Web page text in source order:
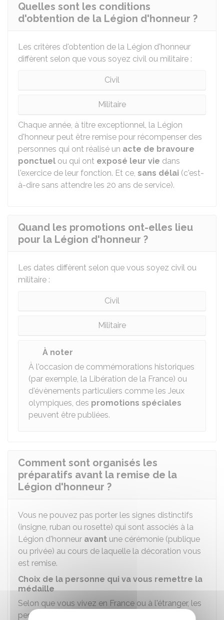
Quelles sont les conditions
d'obtention de la Légion d'honneur ?
Les critères d'obtention de la Légion d'honneur
diffèrent selon que vous soyez civil ou militaire :
Civil
Militaire
Chaque année, à titre exceptionnel, la Légion
d'honneur peut être remise pour récompenser des
personnes qui ont réalisé un acte de bravoure
ponctuel ou qui ont exposé leur vie dans
l'exercice de leur fonction. Et ce, sans délai (c'est-
à-dire sans attendre les 20 ans de service).
Quand les promotions ont-elles lieu
pour la Légion d'honneur ?
Les dates diffèrent selon que vous soyez civil ou
militaire :
Civil
Militaire
À noter
À l'occasion de commémorations historiques
(par exemple, la Libération de la France) ou
d'évènements particuliers comme les Jeux
olympiques, des promotions spéciales
peuvent être publiées.
Comment sont organisés les
préparatifs avant la remise de la
Légion d'honneur ?
Vous ne pouvez pas porter les signes distinctifs
(insigne, ruban ou rosette) qui sont associés à la
Légion d'honneur avant une cérémonie (publique
ou privée) au cours de laquelle la décoration vous
est remise.
Choix de la personne qui va vous remettre la
médaille
Selon que vous vivez en France ou à l'étranger, les
personnes pouvant vous remettre la décoration